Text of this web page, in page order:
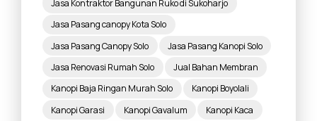
Jasa Kontraktor Bangunan Ruko di Sukoharjo
Jasa Pasang canopy Kota Solo
Jasa Pasang Canopy Solo
Jasa Pasang Kanopi Solo
Jasa Renovasi Rumah Solo
Jual Bahan Membran
Kanopi Baja Ringan Murah Solo
Kanopi Boyolali
Kanopi Garasi
Kanopi Gavalum
Kanopi Kaca